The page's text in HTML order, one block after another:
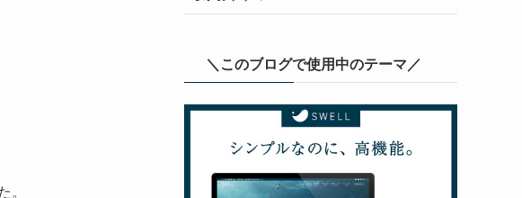
。
＼このブログで使用中のテーマ／